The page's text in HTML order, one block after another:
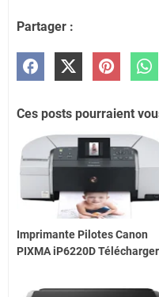
Partager :
Ces posts pourraient
Imprimante Pilotes Canon
PIXMA iP6220D Télécharger